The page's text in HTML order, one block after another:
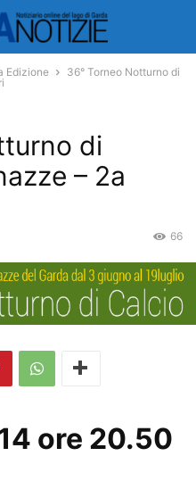
Edizione
36° Torneo Notturno di
di
– 2a
66
ore 20.50